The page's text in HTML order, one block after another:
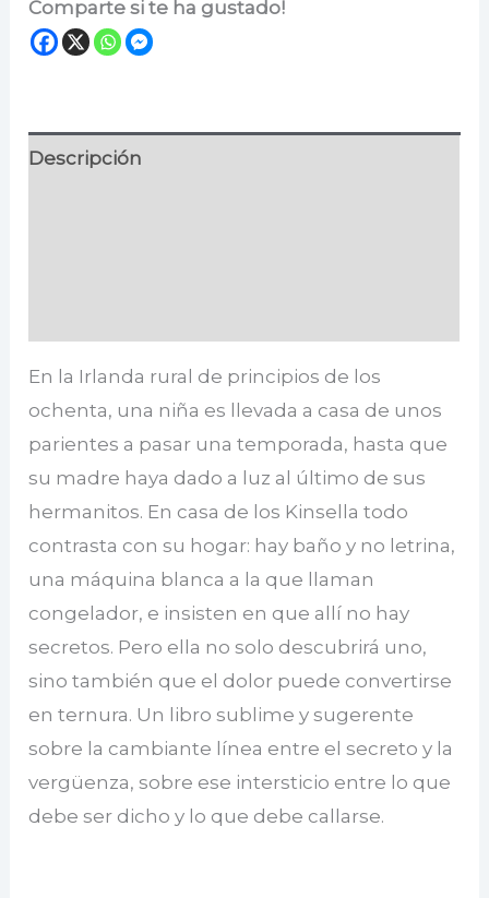
Comparte si te ha gustado!
Descripción
En la Irlanda rural de principios de los
ochenta, una niña es llevada a casa de unos
parientes a pasar una temporada, hasta que
su madre haya dado a luz al último de sus
hermanitos. En casa de los Kinsella todo
contrasta con su hogar: hay baño y no letrina,
una máquina blanca a la que llaman
congelador, e insisten en que allí no hay
secretos. Pero ella no solo descubrirá uno,
sino también que el dolor puede convertirse
en ternura. Un libro sublime y sugerente
sobre la cambiante línea entre el secreto y la
vergüenza, sobre ese intersticio entre lo que
debe ser dicho y lo que debe callarse.